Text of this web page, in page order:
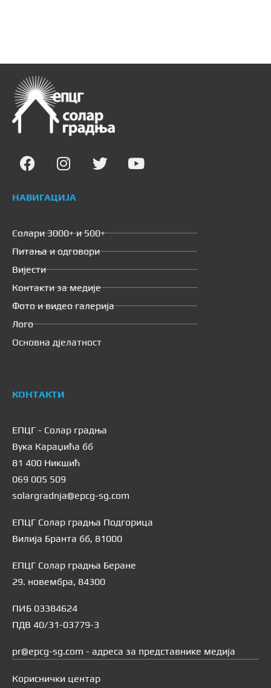
НАВИГАЦИЈА
Солари 3000+ и 500+
Питања и одговори
Вијести
Контакти за медије
Фото и видео галерија
Лого
Основна дјелатност
КОНТАКТИ
ЕПЦГ - Солар градња
Вука Караџића бб
81 400 Никшић
069 005 509
solargradnja@epcg-sg.com
ЕПЦГ Солар градња Подгорица
Вилија Бранта бб, 81000
ЕПЦГ Солар градња Беране
29. новембра, 84300
ПИБ 03384624
ПДВ 40/31-03779-3
pr@epcg-sg.com - адреса за представнике медија
Кориснички центар